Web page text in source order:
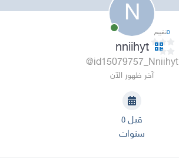
N
0تقييم
nniihyt
@id15079757_Nniihyt
آخر ظهور الآن
قبل ٥
سنوات